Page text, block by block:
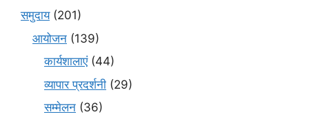
समुदाय(201)
आयोजन (139)
कार्यशालाएं(44)
व्यापार प्रदर्शनी (29)
सम्मेलन (36)